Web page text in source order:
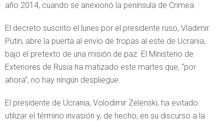
año 2014, cuando se anexionó la península de Crimea.
El decreto suscrito el lunes por el presidente ruso, Vladimir
Putin, abre la puerta al envío de tropas al este de Ucrania,
bajo el pretexto de una misión de paz. El Ministerio de
Exteriores de Rusia ha matizado este martes que, “por
ahora”, no hay ningún despliegue.
El presidente de Ucrania, Volodimir Zelenski, ha evitado
utilizar el término invasión y, de hecho, en su discurso a la